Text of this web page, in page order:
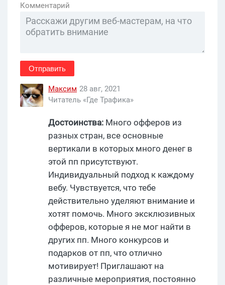
Комментарий
Отправить
Максим 28 авг, 2021
Читатель «Где Трафика»
Достоинства: Много офферов из
разных стран, все основные
вертикали в которых много денег в
этой пп присутствуют.
Индивидуальный подход к каждому
вебу. Чувствуется, что тебе
действительно уделяют внимание и
хотят помочь. Много эксклюзивных
офферов, которые я не мог найти в
других пп. Много конкурсов и
подарков от пп, что отлично
мотивирует! Приглашают на
различные мероприятия, постоянно